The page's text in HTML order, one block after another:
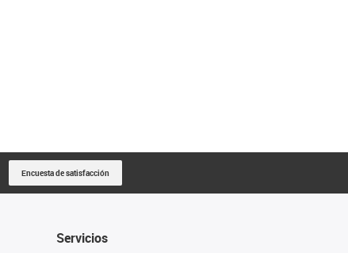
Encuesta de satisfacción
Servicios